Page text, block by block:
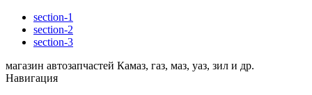
section-1
section-2
section-3
магазин автозапчастей Камаз, газ, маз, уаз, зил и др.
Навигация